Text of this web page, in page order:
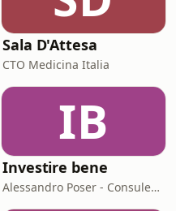
Sala D'Attesa
CTO Medicina Italia
IB
Investire bene
Alessandro Poser - Consulente Finanziario Fineco